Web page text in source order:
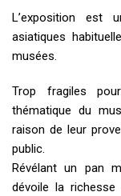
L’exposition est
asiatiques
musées.
Trop fragiles
thématique du
raison de leur
public.
Révélant un pan
dévoile la richesse